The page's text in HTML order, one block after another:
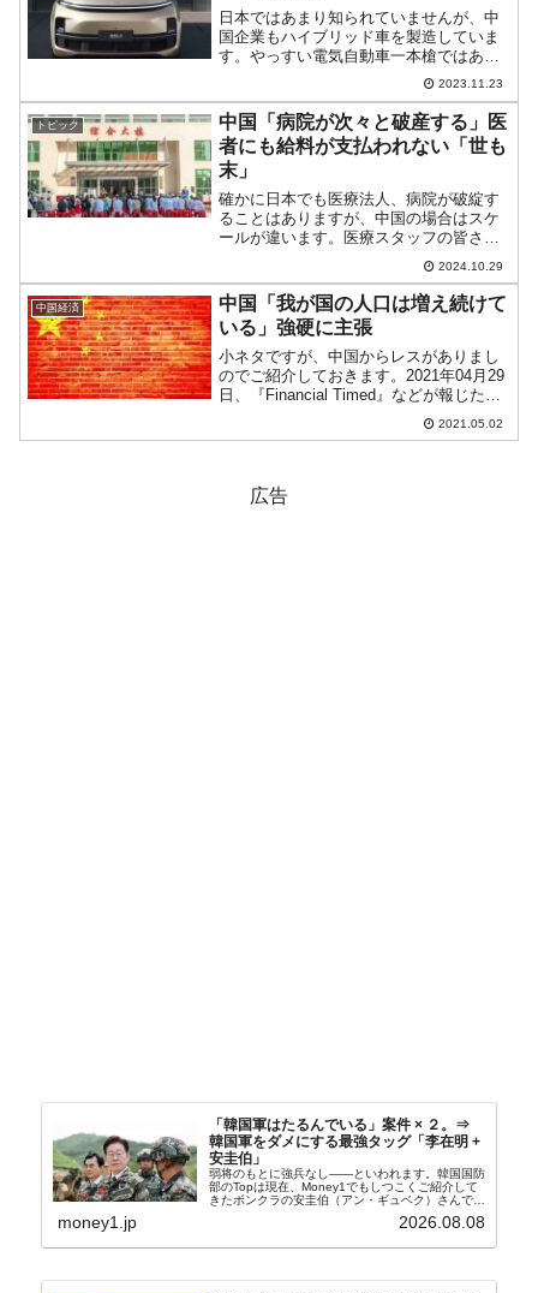
日本ではあまり知られていませんが、中
国企業もハイブリッド車を製造していま
す。やっすい電気自動車一本槍ではあり
ません。中国では新エネルギー車のカテ
ゴリーに入りますが、ハイブリッド車が
中国でもあらためて売れるようになって
きました。中国共産党の英...
2023.11.23
トピック
中国「病院が次々と破産する」医
者にも給料が支払われない「世も
末」
確かに日本でも医療法人、病院が破綻す
ることはありますが、中国の場合はスケ
ールが違います。医療スタッフの皆さん
に数カ月間「給与不払い」を行った揚げ
句に終了――といったことが起こりま
す。しかも一箇所やニ箇所ではありませ
ん。2024年01月には『...
2024.10.29
中国経済
中国「我が国の人口は増え続けて
いる」強硬に主張
小ネタですが、中国からレスがありまし
のでご紹介しておきます。2021年04月29
日、『Financial Timed』などが報じた
「中国の人口は14億人を割った」に対す
る中国共産党政府機関からの正式な回答
2021.05.02
広告
「韓国軍はたるんでいる」案件 × ２。⇒
韓国軍をダメにする最強タッグ「李在明 +
安圭伯」
弱将のもとに強兵なし――といわれます。韓国国防
部のTopは現在、Money1でもしつこくご紹介して
きたボンクラの安圭伯（アン・ギュベク）さんで
さんと「韓国初の文官上がり」の国防部長官安圭伯
money1.jp 2026.08.08